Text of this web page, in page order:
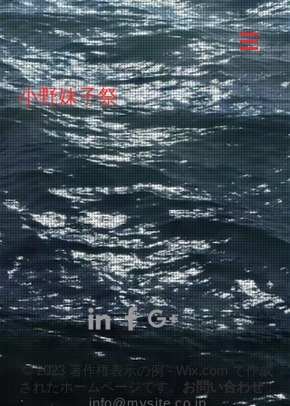
小野妹子祭
© 2023 著作権表示の例 - Wix.com で作成
されたホームページです。 お問い合わせ：
info@mysite.co.jp